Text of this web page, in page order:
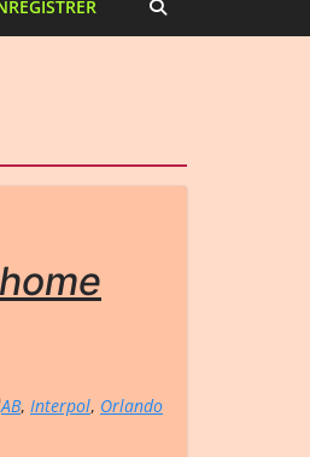
AB, Interpol, Orlando